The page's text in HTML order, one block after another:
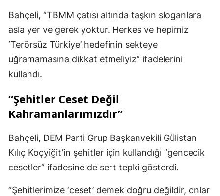
Bahçeli, “TBMM çatısı altında taşkın sloganlara
asla yer ve gerek yoktur. Herkes ve hepimiz
‘Terörsüz Türkiye’ hedefinin sekteye
uğramamasına dikkat etmeliyiz” ifadelerini
kullandı.
“Şehitler Ceset Değil
Kahramanlarımızdır”
Bahçeli, DEM Parti Grup Başkanvekili Gülistan
Kılıç Koçyiğit’in şehitler için kullandığı “gencecik
cesetler” ifadesine de sert tepki gösterdi.
“Şehitlerimize ‘ceset’ demek doğru değildir, onlar